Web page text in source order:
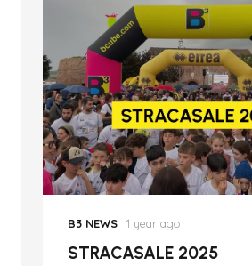
B3 NEWS 1 year ago
STRACASALE 2025